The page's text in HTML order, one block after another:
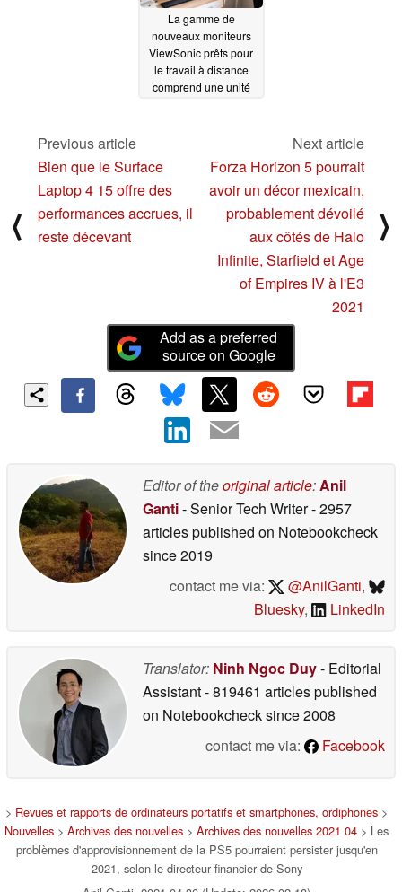
La gamme de
nouveaux moniteurs
ViewSonic prêts pour
le travail à distance
comprend une unité
⟨
Previous article
Bien que le Surface
Laptop 4 15 offre des
performances accrues, il
reste décevant
Next article
Forza Horizon 5 pourrait
avoir un décor mexicain,
probablement dévoilé
aux côtés de Halo
Infinite, Starfield et Age
of Empires IV à l'E3
2021
⟩
Add as a preferred
source on Google
Editor of theoriginal article: Anil
Ganti- Senior Tech Writer- 2957
articles published on Notebookcheck
since 2019
contact me via:
@AnilGanti,
Bluesky, LinkedIn
Translator: Ninh Ngoc Duy- Editorial
Assistant- 819461 articles published
on Notebookchecksince 2008
contact me via:
Facebook
> Revues et rapports de ordinateurs portatifs et smartphones, ordiphones >
Nouvelles > Archives des nouvelles > Archives des nouvelles 2021 04 > Les
problèmes d'approvisionnement de la PS5 pourraient persister jusqu'en
2021, selon le directeur financier de Sony